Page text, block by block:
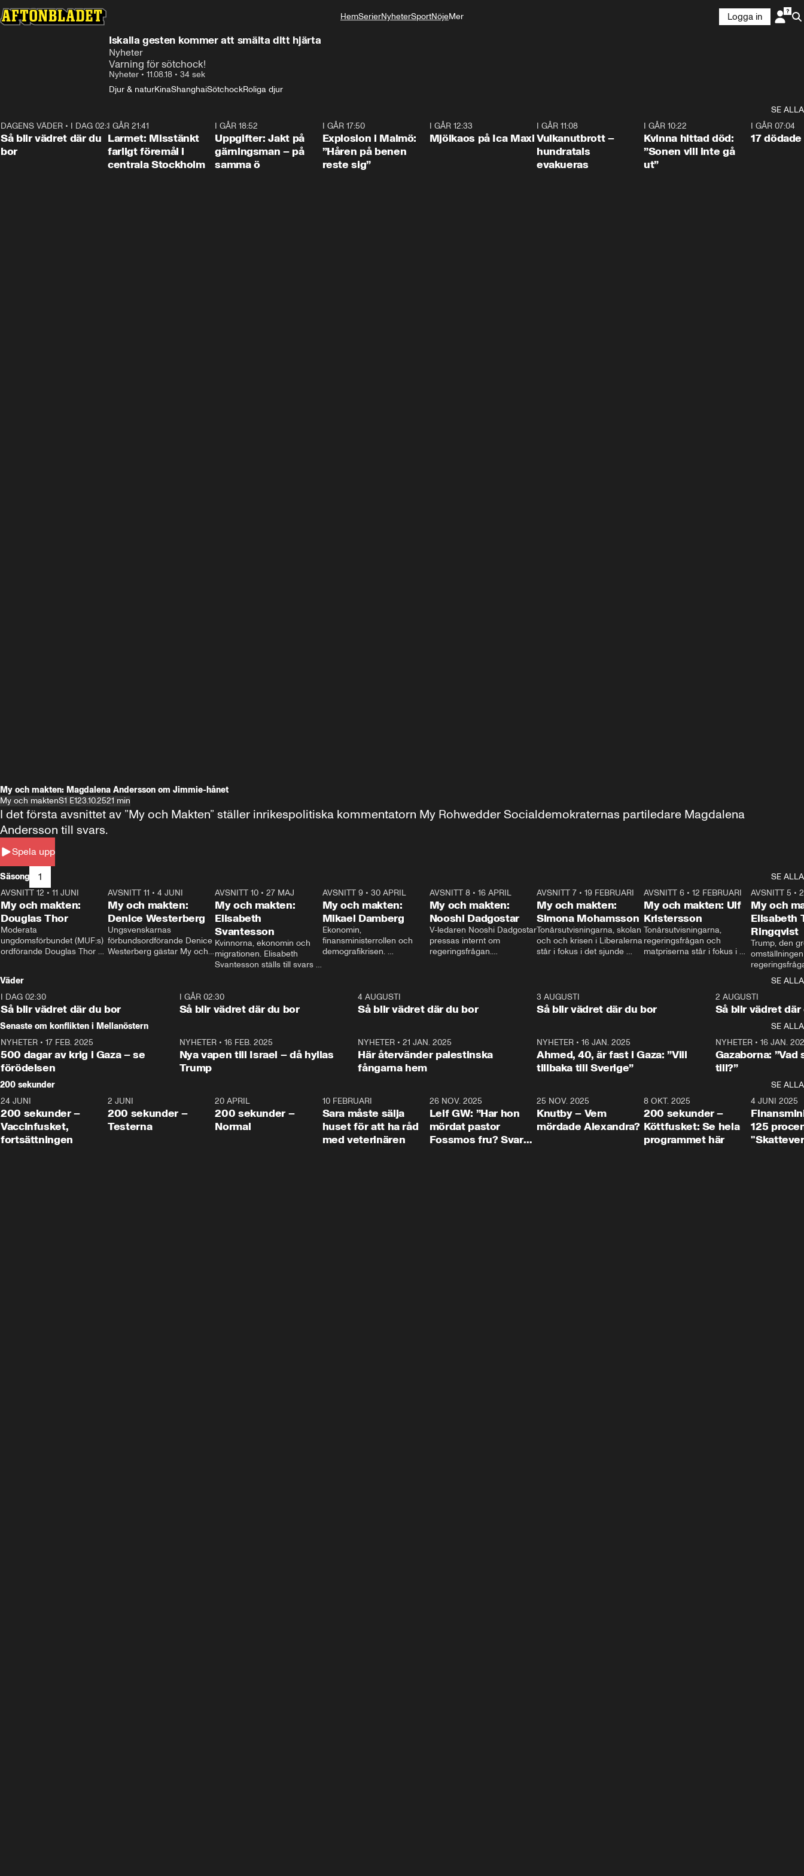
HemSerierNyheterSportNöjeMer
Logga in
Iskalla gesten kommer att smälta ditt hjärta
Nyheter
Varning för sötchock!
Nyheter • 11.08.18 • 34 sek
Djur & naturKinaShanghaiSötchockRoliga djur
SE ALLA
1:06
DAGENS VÄDER • I DAG 02:30
Så blir vädret där du
bor
I GÅR 21:41
Larmet: Misstänkt
farligt föremål i
centrala Stockholm
I GÅR 18:52
Uppgifter: Jakt på
gärningsman – på
samma ö
I GÅR 17:50
Explosion i Malmö:
”Håren på benen
reste sig”
I GÅR 12:33
Mjölkaos på Ica Maxi
I GÅR 11:08
Vulkanutbrott –
hundratals
evakueras
I GÅR 10:22
Kvinna hittad död:
”Sonen vill inte gå
ut”
I GÅR 07:04
17
My och makten: Magdalena Andersson om Jimmie-hånet
My och maktenS1 E123.10.2521 min
Spela upp
I det första avsnittet av ”My och Makten” ställer inrikespolitiska kommentatorn My Rohwedder Socialdemokraternas partiledare Magdalena
Andersson till svars.
Säsong 1
SE ALLA
26:27
AVSNITT 12 • 11 JUNI
My och makten:
Douglas Thor
Moderata
ungdomsförbundet (MUF:s)
ordförande Douglas Thor
tonårsutvisningarna och hur
Moderaterna ska locka
väljare till valet i höst.
23:40
AVSNITT 11 •4 JUNI
My och makten:
Denice Westerberg
Ungsvenskarnas
förbundsordförande Denice
Westerberg gästar My och
AVSNITT 10 •27 MAJ
My och makten:
Elisabeth
Svantesson
Kvinnorna, ekonomin och
migrationen. Elisabeth
Svantesson ställs till svars
AVSNITT 9• 30 APRIL
My och makten:
Mikael Damberg
Ekonomin,
finansministerrollen och
demografikrisen.
och Makten.
AVSNITT 8• 16 APRIL
My och makten:
Nooshi Dadgostar
V-ledaren Nooshi Dadgostar
pressas internt om
regeringsfrågan.
– Vi ställer upp i val. Ska vi
vara med så sitter vi förstås
24:30
AVSNITT 7• 19 FEBRUARI
My och makten:
Simona Mohamsson
Tonårsutvisningarna, skolan
och och krisen i Liberalerna
står i fokus i det sjunde
kommentator My
Rohwedder ställer
utbildnings- och
Mohamsson till svars.
27:30
AVSNITT 6 •12 FEBRUARI
My och makten: Ulf
Kristersson
Tonårsutvisningarna,
regeringsfrågan och
matpriserna står i fokus i
Rohwedder ställer
statsminister Ulf Kristersson
AVSNITT 5 •
My och
Elisabeth
Ringqvist
Trump, den
centrum i
avsnittet av
Makten”. Se
Aftonbladets
Rohwedder
Thand Ring
Väder
SE ALLA
I DAG 02:30
Så blir vädret där du bor
1:06
I GÅR 02:30
Så blir vädret där du bor
4 AUGUSTI
Så blir vädret där du bor
3 AUGUSTI
Så blir vädret där du bor
2 AUGUSTI
Så blir vädret där
Senaste om konflikten i Mellanöstern
SE ALLA
NYHETER • 17 FEB. 2025
500 dagar av krig i Gaza – se
förödelsen
NYHETER• 16 FEB. 2025
Nya vapen till Israel – då hyllas
Trump
NYHETER •21 JAN. 2025
Här återvänder palestinska
fångarna hem
NYHETER• 16 JAN. 2025
Ahmed, 40, är fast i Gaza: ”Vill
tillbaka till Sverige”
NYHETER• 16 JAN.
Gazaborna:
till?”
200 sekunder
SE ALLA
5:00
24 JUNI
200 sekunder –
Vaccinfusket,
fortsättningen
4:23
2 JUNI
200 sekunder –
Testerna
20 APRIL
200 sekunder –
Normal
10 FEBRUARI
Sara måste sälja
huset för att ha råd
med veterinären
26 NOV. 2025
Leif GW: ”Har hon
mördat pastor
Fossmos fru? Svar
31:05
25 NOV. 2025
Knutby – Vem
mördade Alexandra?
4:29
8 OKT. 2025
200 sekunder –
Köttfusket: Se hela
programmet här
4 JUNI 2025
125